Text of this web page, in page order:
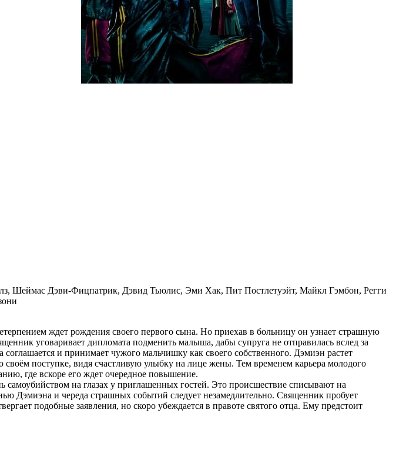
Шеймас Дэви-Фицпатрик, Дэвид Тьюлис, Эми Хак, Пит Постлетуэйт, Майкл Гэмбон, Регги
ждет рождения своего первого сына. Но приехав в больницу он узнает страшную
уговаривает дипломата подменить малыша, дабы супруга не отправилась вслед за
и принимает чужого мальчишку как своего собственного. Дэмиэн растет
поступке, видя счастливую улыбку на лице жены. Тем временем карьера молодого
где вскоре его ждет очередное повышение.
на глазах у приглашенных гостей. Это происшествие списывают на
Дэмиэна и череда страшных событий следует незамедлительно. Священник пробует
подобные заявления, но скоро убеждается в правоте святого отца. Ему предстоит